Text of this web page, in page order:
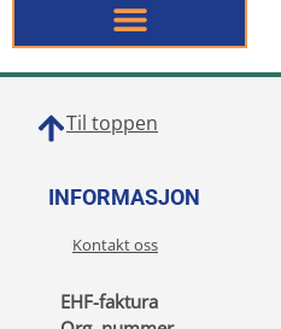
Til toppen
INFORMASJON
Kontakt oss
EHF-faktura